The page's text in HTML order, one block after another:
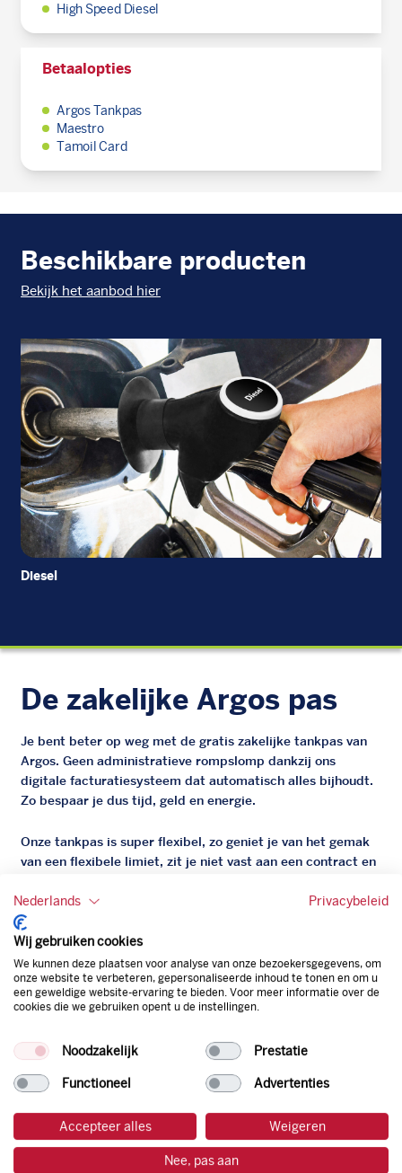
High Speed Diesel
Betaalopties
Argos Tankpas
Maestro
Tamoil Card
Beschikbare producten
Bekijk het aanbod hier
Diesel
De zakelijke Argos pas
Je bent beter op weg met de gratis zakelijke tankpas van
Argos. Geen administratieve rompslomp dankzij ons
digitale facturatiesysteem dat automatisch alles bijhoudt.
Zo bespaar je dus tijd, geld en energie.
Onze tankpas is super flexibel, zo geniet je van het gemak
van een flexibele limiet, zit je niet vast aan een contract en
brandstof mee betaalt kunnen worden.
Bovendien profiteer je altijd van een gegarandeerde
korting. Mocht de pompprijs toch lager zijn dan betaal je
natuurlijk de prijs aan de pomp. Zo ben je altijd verzekerd
van de laagste prijs.
laadpas aanvragen
Nederlands Privacybeleid
Wij gebruiken cookies
We kunnen deze plaatsen voor analyse van onze bezoekersgegevens, om
onze website te verbeteren, gepersonaliseerde inhoud te tonen en om u
een geweldige website-ervaring te bieden. Voor meer informatie over de
cookies die we gebruiken opent u de instellingen.
Noodzakelijk Prestatie
Functioneel Advertenties
Accepteer alles Weigeren
Nee, pas aan